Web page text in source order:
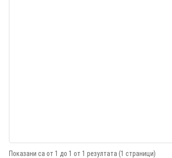
Показани са от 1 до 1 от 1 резултата (1 страници)